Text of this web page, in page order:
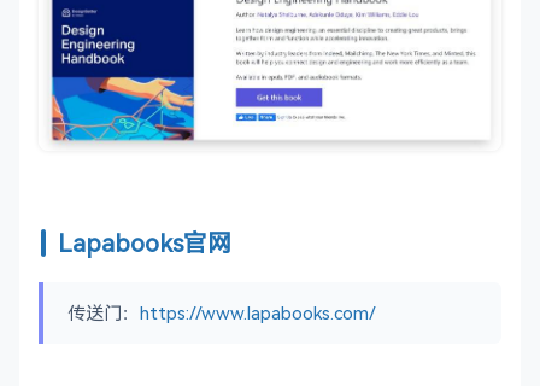
Lapabooks官网
传送门： https://www.lapabooks.com/